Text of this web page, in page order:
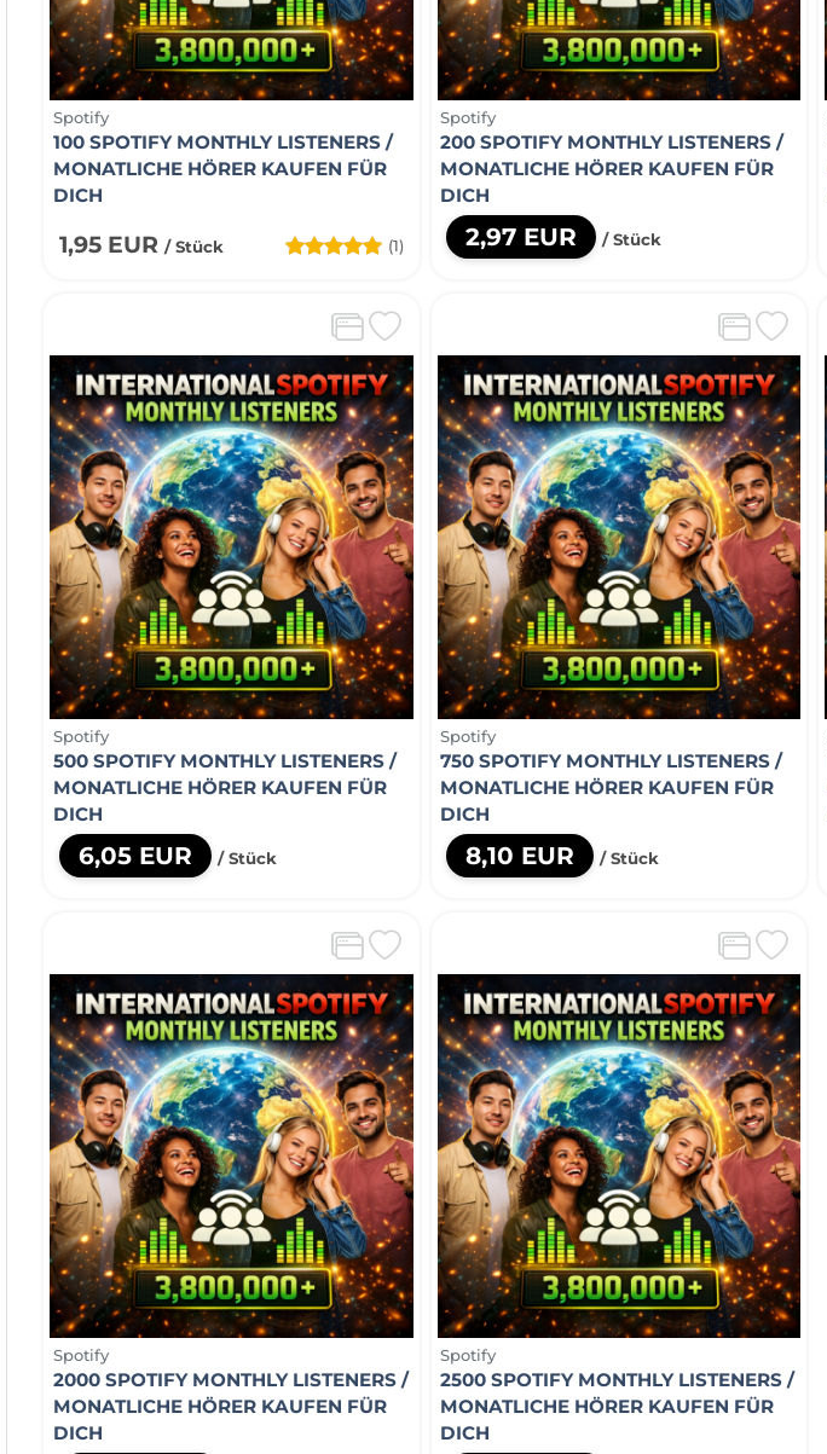
Spotify
100 SPOTIFY MONTHLY LISTENERS /
MONATLICHE HÖRER KAUFEN FÜR
DICH
1,95 EUR / Stück (1)
Spotify
200 SPOTIFY MONTHLY LISTENERS /
MONATLICHE HÖRER KAUFEN FÜR
DICH
2,97 EUR / Stück
Spotify
500 SPOTIFY MONTHLY LISTENERS /
MONATLICHE HÖRER KAUFEN FÜR
DICH
6,05 EUR / Stück
Spotify
750 SPOTIFY MONTHLY LISTENERS /
MONATLICHE HÖRER KAUFEN FÜR
DICH
8,10 EUR / Stück
Spotify
2000 SPOTIFY MONTHLY LISTENERS /
MONATLICHE HÖRER KAUFEN FÜR
DICH
Spotify
2500 SPOTIFY MONTHLY LISTENERS /
MONATLICHE HÖRER KAUFEN FÜR
DICH